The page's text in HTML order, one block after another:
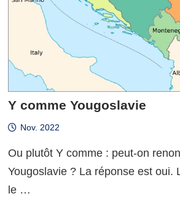
Y comme Yougoslavie
Nov. 2022
Ou plutôt Y comme : peut-on
Yougoslavie ? La réponse est oui.
le …